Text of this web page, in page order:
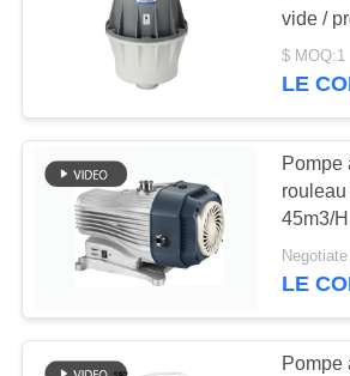
DE
L'USINE
CONTRÔLE
LA
QUALITÉ
rouleau
Pompe à vide
de vis
vide /
$ MOQ:1
LE
Pompe
45m3/
sans
air
LE
Pompe